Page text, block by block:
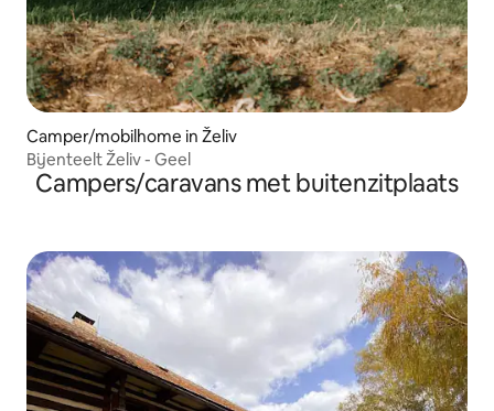
Camper/mobilhome in Želiv
Bijenteelt Želiv - Geel
Campers/caravans met buitenzitplaats